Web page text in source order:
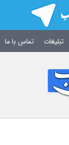
تبلیغات تماس با ما